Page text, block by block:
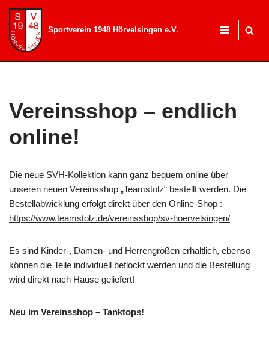
Zum
Inhalt
springen
Sportverein 1948 Hörvelsingen e.V.
Vereinsshop – endlich
online!
Die neue SVH-Kollektion kann ganz bequem online über
unseren neuen Vereinsshop „Teamstolz“ bestellt werden. Die
Bestellabwicklung erfolgt direkt über den Online-Shop :
https://www.teamstolz.de/vereinsshop/sv-hoervelsingen/
Es sind Kinder-, Damen- und Herrengrößen erhältlich, ebenso
können die Teile individuell beflockt werden und die Bestellung
wird direkt nach Hause geliefert!
Neu im Vereinsshop – Tanktops!